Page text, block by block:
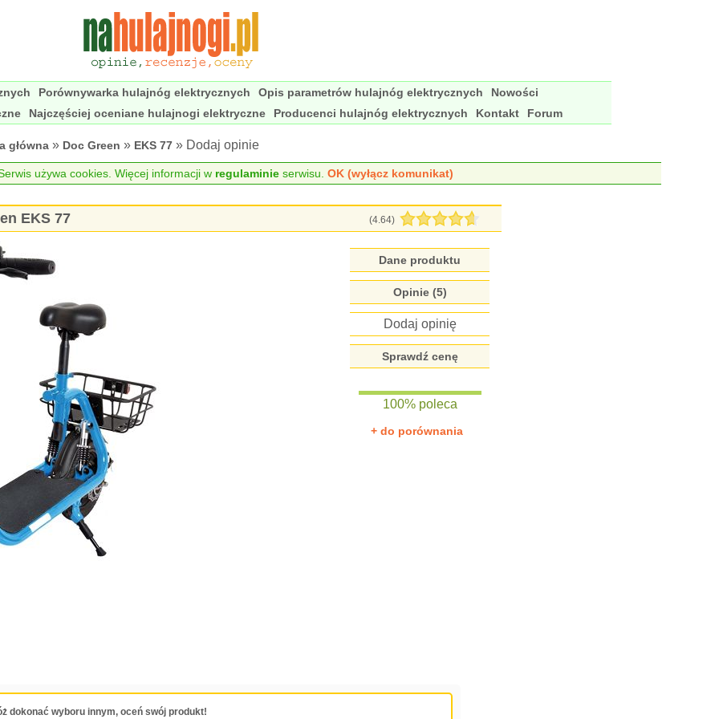
Porównywarka hulajnóg elektrycznych Opis parametrów hulajnóg elektrycznych
Nowości
Najczęściej oceniane hulajnogi elektryczne Producenci hulajnóg elektrycznych Kontakt Forum
główna » Doc Green » EKS 77 » Dodaj opinie
używa cookies. Więcej informacji w regulaminieserwisu. OK (wyłącz komunikat)
EKS 77 (4.64)
Dane produktu
Opinie (5)
Dodaj opinię
Sprawdź cenę
100% poleca
+ do porównania
dokonać wyboru innym, oceń swój produkt!